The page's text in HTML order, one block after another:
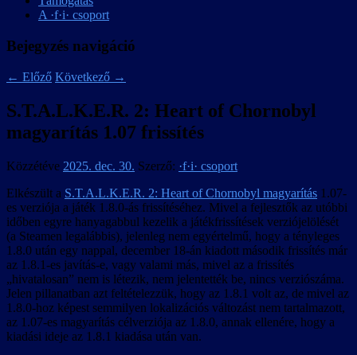
A ·f·i· csoport
Bejegyzés navigáció
← Előző Következő →
S.T.A.L.K.E.R. 2: Heart of Chornobyl
magyarítás 1.07 frissítés
Közzétéve 2025. dec. 30. Szerző: ·f·i· csoport
Elkészült a S.T.A.L.K.E.R. 2: Heart of Chornobyl magyarítás 1.07-
es verziója a játék 1.8.0-ás frissítéséhez. Mivel a fejlesztők az utóbbi
időben egyre hanyagabbul kezelik a játékfrissítések verziójelölését
(a Steamen legalábbis), jelenleg nem egyértelmű, hogy a tényleges
1.8.0 után egy nappal, december 18-án kiadott második frissítés már
az 1.8.1-es javítás-e, vagy valami más, mivel az a frissítés
„hivatalosan” nem is létezik, nem jelentették be, nincs verziószáma.
Jelen pillanatban azt feltételezzük, hogy az 1.8.1 volt az, de mivel az
1.8.0-hoz képest semmilyen lokalizációs változást nem tartalmazott,
az 1.07-es magyarítás célverziója az 1.8.0, annak ellenére, hogy a
kiadási ideje az 1.8.1 kiadása után van.